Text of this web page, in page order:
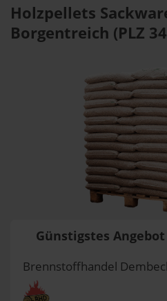
Holzpellets
Borgentreich (PLZ
Günstigstes
Brennstoffhandel